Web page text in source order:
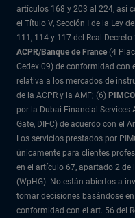
artículos 168 y 203 al 224, así
el Título V, Sección I de la Ley
111, 114 y 117 del Real
ACPR/Banque de France (4
Cedex 09) de conformidad con
relativa a los mercados de
de la ACPR y la AMF; (6)
por la Dubai Financial Services
Gate, DIFC) de acuerdo con el
Los servicios prestados por
únicamente para clientes
en el artículo 67, apartado 2 de
(WpHG). No están abiertos a
tomar decisiones basándose
conformidad con el art. 56 del